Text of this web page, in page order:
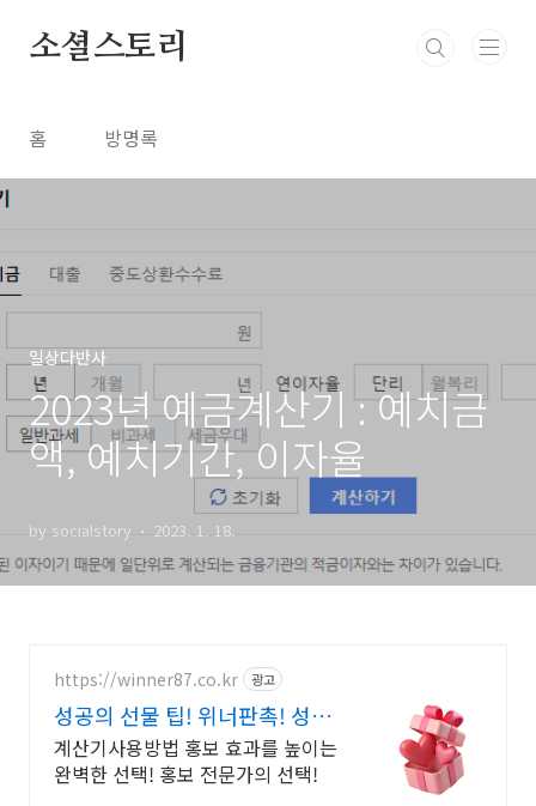
소셜스토리
홈 방명록
일상다반사
2023년 예금계산기 : 예치금
액, 예치기간, 이자율
by socialstory 2023. 1. 18.
https://winner87.co.kr 광고
성공의 선물 팁! 위너판촉! 성공
적인 행사, 시작은 여기
계산기사용방법 홍보 효과를 높이는
완벽한 선택! 홍보 전문가의 선택!